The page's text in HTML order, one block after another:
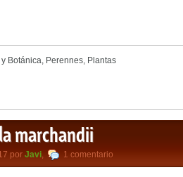
Botánica, Perennes, Plantas
marchandii
por Javi, 1 comentario